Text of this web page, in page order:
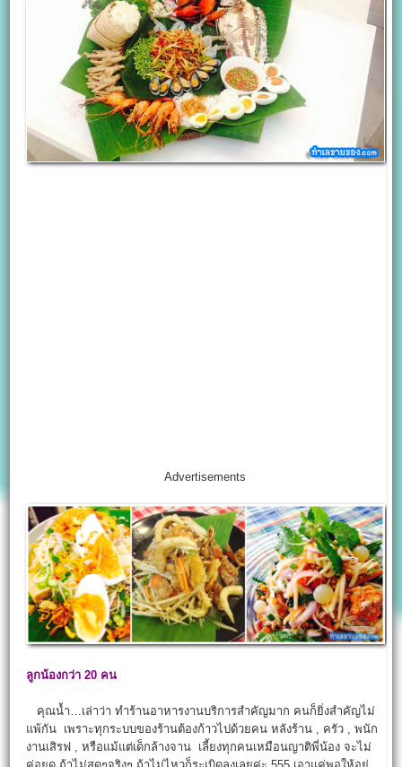
Advertisements
ลูกน้องกว่า 20 คน
คุณน้ำ…เล่าว่า ทำร้านอาหารงานบริการสำคัญมาก คนก็ยิ่งสำคัญไม่
แพ้กัน เพราะทุกระบบของร้านต้องก้าวไปด้วยคน หลังร้าน , ครัว , พนัก
งานเสิรฟ , หรือแม้แต่เด็กล้างจาน เลี้ยงทุกคนเหมือนญาติพี่น้อง จะไม่